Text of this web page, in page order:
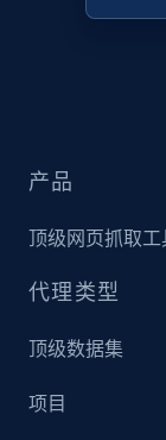
Title, Seller
Amazon
products
price,
产品
顶级网页抓取工
代理类型
顶级数据集
项目